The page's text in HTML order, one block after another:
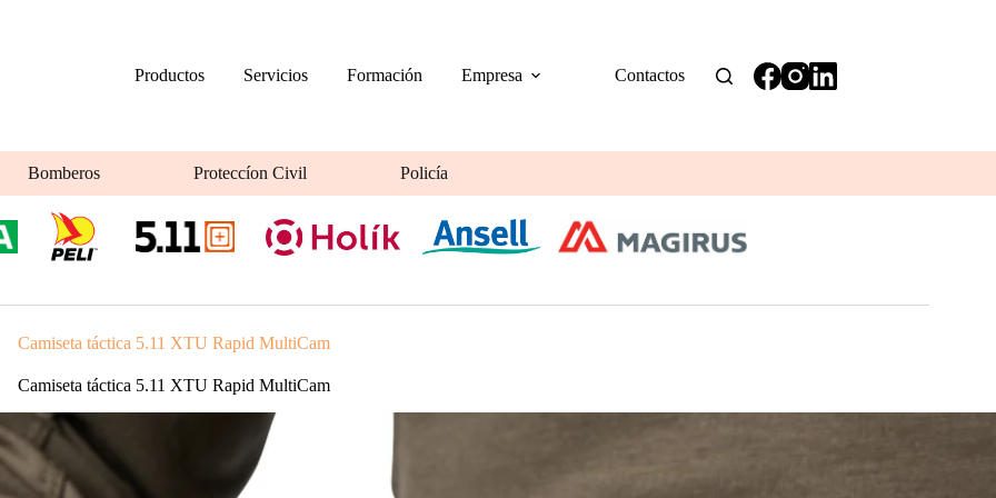
Productos
Servicios Formación Empresa Contactos
Bomberos Proteccíon Civil Policía
Camiseta táctica 5.11 XTU Rapid MultiCam
Camiseta táctica 5.11 XTU Rapid MultiCam